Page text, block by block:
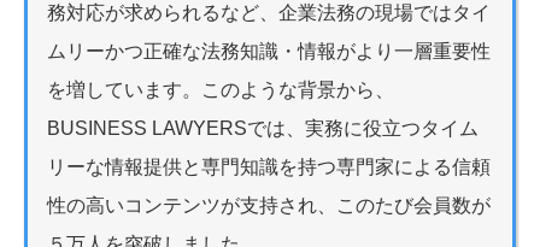
務対応が求められるなど、企業法務の現場ではタイ
ムリーかつ正確な法務知識・情報がより一層重要性
を増しています。このような背景から、
BUSINESS LAWYERSでは、実務に役立つタイム
リーな情報提供と専門知識を持つ専門家による信頼
性の高いコンテンツが支持され、このたび会員数が